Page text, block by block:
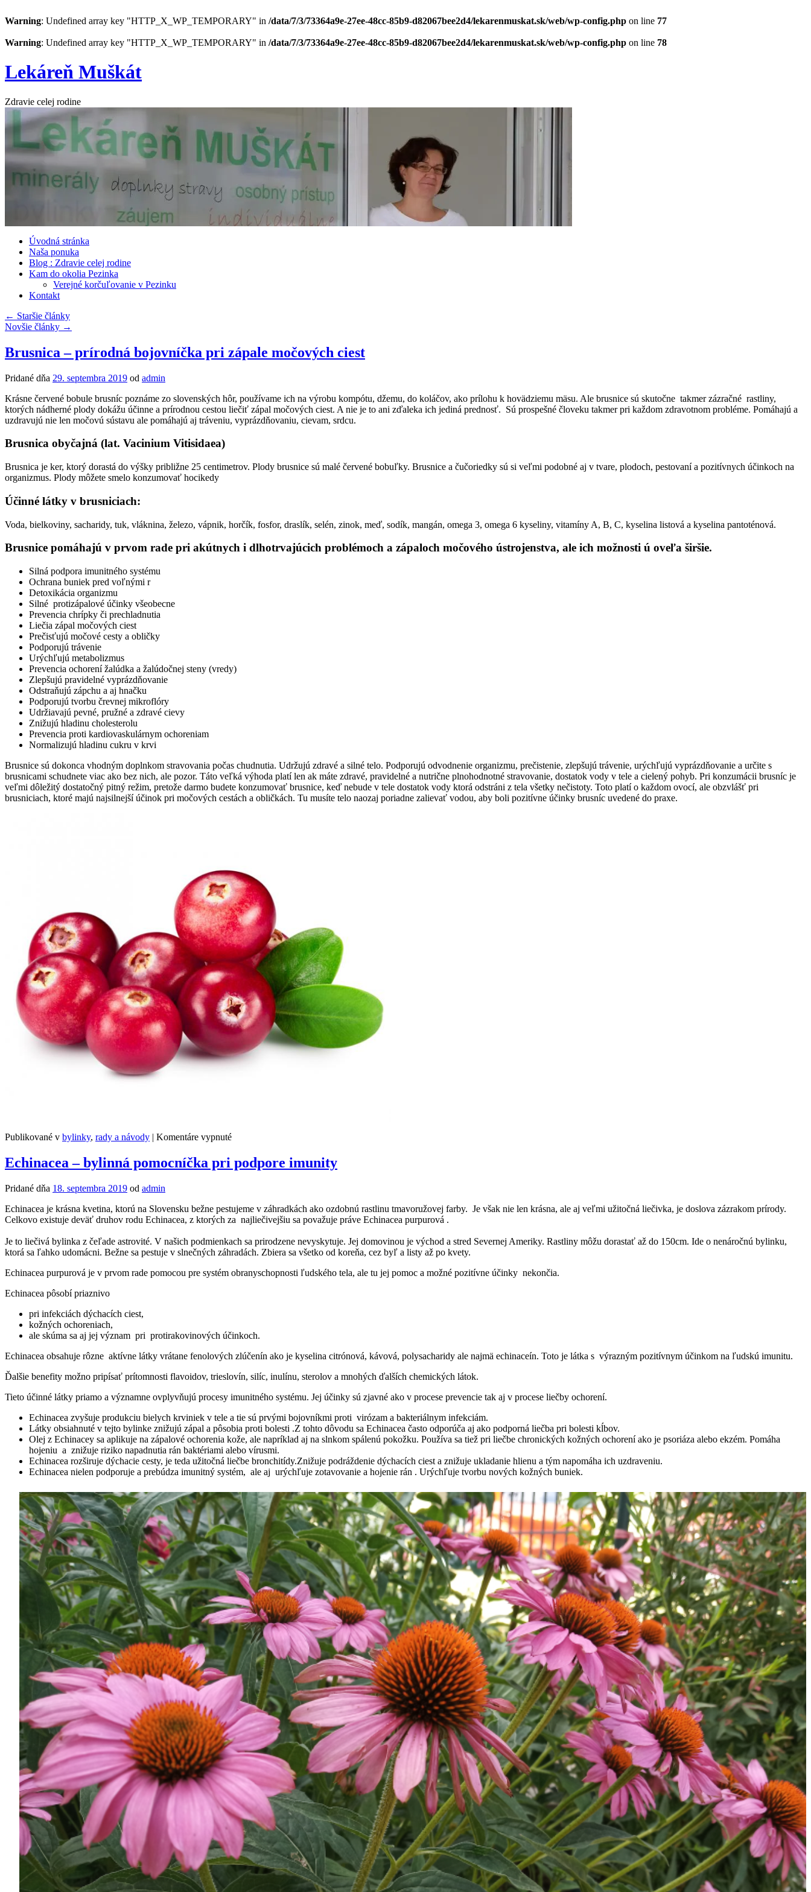
Warning: Undefined array key "HTTP_X_WP_TEMPORARY" in /data/7/3/73364a9e-27ee-48cc-85b9-d82067bee2d4/lekarenmuskat.sk/web/wp-config.php on line 77
Warning: Undefined array key "HTTP_X_WP_TEMPORARY" in /data/7/3/73364a9e-27ee-48cc-85b9-d82067bee2d4/lekarenmuskat.sk/web/wp-config.php on line 78
Preskočiť
na
Lekáreň Muškát
Zdravie celej rodine
Úvodná stránka
Naša ponuka
Blog : Zdravie celej rodine
Kam do okolia Pezinka
Verejné korčuľovanie v Pezinku
Kontakt
← Staršie články
Novšie články →
Brusnica – prírodná bojovníčka pri zápale močových ciest
Pridané dňa 29. septembra 2019 od admin
Krásne červené bobule brusníc poznáme zo slovenských hôr, používame ich na výrobu kompótu, džemu, do koláčov, ako prílohu k hovädziemu mäsu. Ale brusnice sú skutočne takmer zázračné rastliny,
ktorých nádherné plody dokážu účinne a prírodnou cestou liečiť zápal močových ciest. A nie je to ani zďaleka ich jediná prednosť. Sú prospešné človeku takmer pri každom zdravotnom probléme. Pomáhajú a
uzdravujú nie len močovú sústavu ale pomáhajú aj tráveniu, vyprázdňovaniu, cievam, srdcu.
Brusnica obyčajná (lat. Vacinium Vitisidaea)
Brusnica je ker, ktorý dorastá do výšky približne 25 centimetrov. Plody brusnice sú malé červené bobuľky. Brusnice a čučoriedky sú si veľmi podobné aj v tvare, plodoch, pestovaní a pozitívnych účinkoch na
organizmus. Plody môžete smelo konzumovať hocikedy
Účinné látky v brusniciach:
Voda, bielkoviny, sacharidy, tuk, vláknina, železo, vápnik, horčík, fosfor, draslík, selén, zinok, meď, sodík, mangán, omega 3, omega 6 kyseliny, vitamíny A, B, C, kyselina listová a kyselina pantoténová.
Brusnice pomáhajú v prvom rade pri akútnych i dlhotrvajúcich problémoch a zápaloch močového ústrojenstva, ale ich možnosti ú oveľa širšie.
Silná podpora imunitného systému
Ochrana buniek pred voľnými r
Detoxikácia organizmu
Silné protizápalové účinky všeobecne
Prevencia chrípky či prechladnutia
Liečia zápal močových ciest
Prečisťujú močové cesty a obličky
Podporujú trávenie
Urýchľujú metabolizmus
Prevencia ochorení žalúdka a žalúdočnej steny (vredy)
Zlepšujú pravidelné vyprázdňovanie
Odstraňujú zápchu a aj hnačku
Podporujú tvorbu črevnej mikroflóry
Udržiavajú pevné, pružné a zdravé cievy
Znižujú hladinu cholesterolu
Prevencia proti kardiovaskulárnym ochoreniam
Normalizujú hladinu cukru v krvi
Brusnice sú dokonca vhodným doplnkom stravovania počas chudnutia. Udržujú zdravé a silné telo. Podporujú odvodnenie organizmu, prečistenie, zlepšujú trávenie, urýchľujú vyprázdňovanie a určite s
brusnicami schudnete viac ako bez nich, ale pozor. Táto veľká výhoda platí len ak máte zdravé, pravidelné a nutrične plnohodnotné stravovanie, dostatok vody v tele a cielený pohyb. Pri konzumácii brusníc je
veľmi dôležitý dostatočný pitný režim, pretože darmo budete konzumovať brusnice, keď nebude v tele dostatok vody ktorá odstráni z tela všetky nečistoty. Toto platí o každom ovocí, ale obzvlášť pri
brusniciach, ktoré majú najsilnejší účinok pri močových cestách a obličkách. Tu musíte telo naozaj poriadne zalievať vodou, aby boli pozitívne účinky brusníc uvedené do praxe.
Publikované v bylinky, rady a návody | Komentáre vypnuténa
prírodná
močových
ciest
Echinacea – bylinná pomocníčka pri podpore imunity
Pridané dňa 18. septembra 2019 od admin
Echinacea je krásna kvetina, ktorú na Slovensku bežne pestujeme v záhradkách ako ozdobnú rastlinu tmavoružovej farby. Je však nie len krásna, ale aj veľmi užitočná liečivka, je doslova zázrakom prírody.
Celkovo existuje deväť druhov rodu Echinacea, z ktorých za najliečivejšiu sa považuje práve Echinacea purpurová .
Je to liečivá bylinka z čeľade astrovité. V našich podmienkach sa prirodzene nevyskytuje. Jej domovinou je východ a stred Severnej Ameriky. Rastliny môžu dorastať až do 150cm. Ide o nenáročnú bylinku,
ktorá sa ľahko udomácni. Bežne sa pestuje v slnečných záhradách. Zbiera sa všetko od koreňa, cez byľ a listy až po kvety.
Echinacea purpurová je v prvom rade pomocou pre systém obranyschopnosti ľudského tela, ale tu jej pomoc a možné pozitívne účinky nekončia.
Echinacea pôsobí priaznivo
pri infekciách dýchacích ciest,
kožných ochoreniach,
ale skúma sa aj jej význam pri protirakovinových účinkoch.
Echinacea obsahuje rôzne aktívne látky vrátane fenolových zlúčenín ako je kyselina citrónová, kávová, polysacharidy ale najmä echinaceín. Toto je látka s výrazným pozitívnym účinkom na ľudskú imunitu.
Ďalšie benefity možno pripísať prítomnosti flavoidov, trieslovín, silíc, inulínu, sterolov a mnohých ďalších chemických látok.
Tieto účinné látky priamo a významne ovplyvňujú procesy imunitného systému. Jej účinky sú zjavné ako v procese prevencie tak aj v procese liečby ochorení.
Echinacea zvyšuje produkciu bielych krviniek v tele a tie sú prvými bojovníkmi proti virózam a bakteriálnym infekciám.
Látky obsiahnuté v tejto bylinke znižujú zápal a pôsobia proti bolesti .Z tohto dôvodu sa Echinacea často odporúča aj ako podporná liečba pri bolesti kĺbov.
Olej z Echinacey sa aplikuje na zápalové ochorenia kože, ale napríklad aj na slnkom spálenú pokožku. Používa sa tiež pri liečbe chronických kožných ochorení ako je psoriáza alebo ekzém. Pomáha
hojeniu a znižuje riziko napadnutia rán baktériami alebo vírusmi.
Echinacea rozširuje dýchacie cesty, je teda užitočná liečbe bronchitídy.Znižuje podráždenie dýchacích ciest a znižuje ukladanie hlienu a tým napomáha ich uzdraveniu.
Echinacea nielen podporuje a prebúdza imunitný systém, ale aj urýchľuje zotavovanie a hojenie rán . Urýchľuje tvorbu nových kožných buniek.